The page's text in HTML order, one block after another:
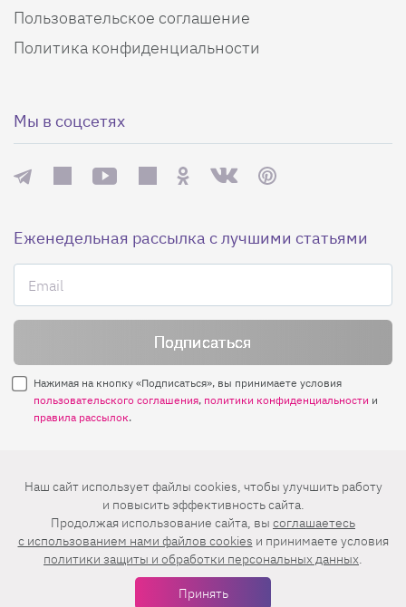
Пользовательское соглашение
Политика конфиденциальности
Мы в соцсетях
Еженедельная рассылка с лучшими статьями
Нажимая на кнопку «Подписаться», вы принимаете условия
пользовательского соглашения, политики конфиденциальности и
правила рассылок.
Нашли ошибку? Выделите ее и нажмите
Ctrl+Enter
© 2026 АО «БКМ», ОГРН 1027739494584, ИНН 7705056238
127018, Москва, ул. Полковая, д. 3, стр. 4, помещение I, комн. 23
16+
Дизайн сайта —Студия Евгения и Ольги Апрель
Иконки в меню —
Наш сайт использует файлы cookies, чтобы улучшить работу
и повысить эффективность сайта.
Продолжая использование сайта, вы соглашаетесь
c использованием нами файлов cookies и принимаете условия
политики защиты и обработки персональных данных.
Принять